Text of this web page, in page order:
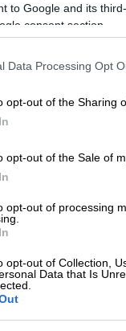
to Google and its
consent section.
Data Processing Opt
opt-out of the Sharing
opt-out of the Sale of
opt-out of processing
opt-out of Collection,
Data that Is
στην Κοινή
Τουρισμού
&
&
Προστασίας
2024»
Αφορά σε
να
για